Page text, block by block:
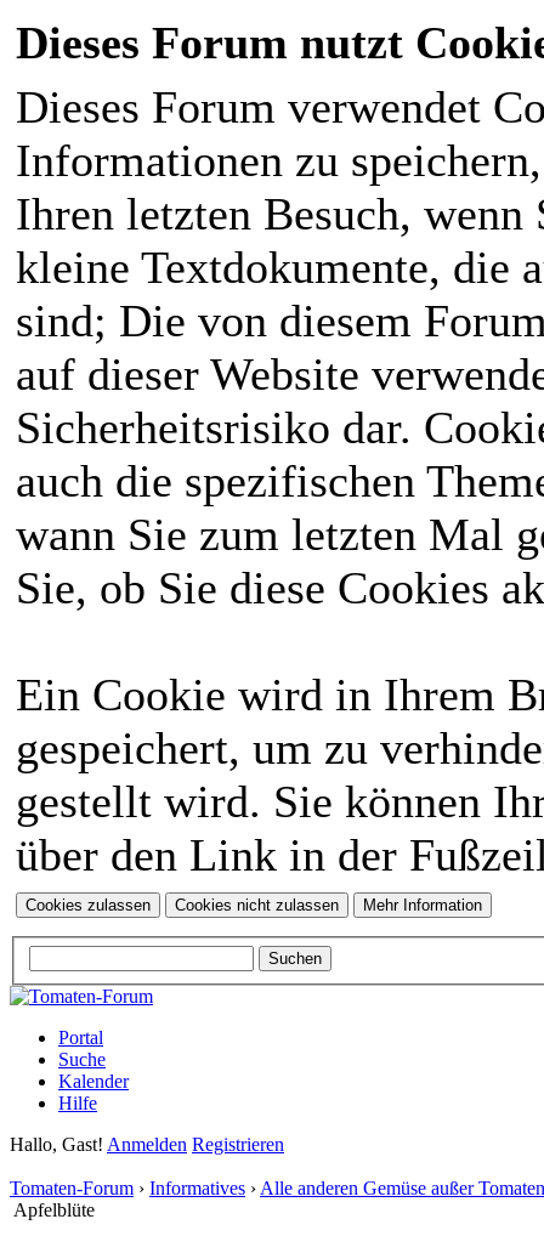
Dieses Forum nutzt
Dieses Forum verwendet
Informationen zu
Ihren letzten Besuch,
kleine Textdokumente, die
sind; Die von diesem
auf dieser Website
Sicherheitsrisiko dar.
auch die spezifischen
wann Sie zum letzten Mal
Sie, ob Sie diese Cookies
Ein Cookie wird in Ihrem
gespeichert, um zu
gestellt wird. Sie können
über den Link in der
Portal
Suche
Kalender
Hilfe
Hallo, Gast! Anmelden Registrieren
Tomaten-Forum › Informatives › Alle anderen Gemüse außer Tomaten
Apfelblüte